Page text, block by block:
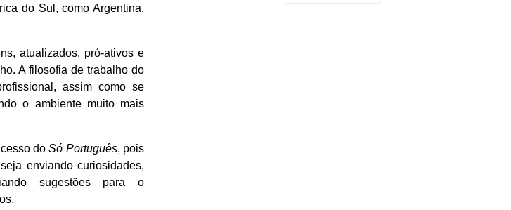
do Sul, como Argentina,
atualizados, pró-ativos e
A filosofia de trabalho do
assim como se
o ambiente muito mais
doSó Português, pois
enviando curiosidades,
sugestões para o